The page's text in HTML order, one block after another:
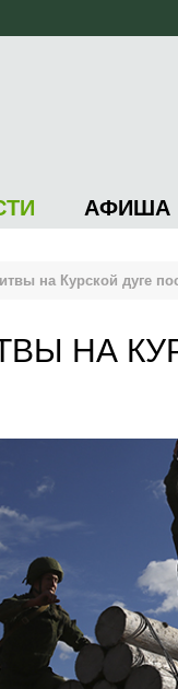
АФИША
на Курской дуге
НА